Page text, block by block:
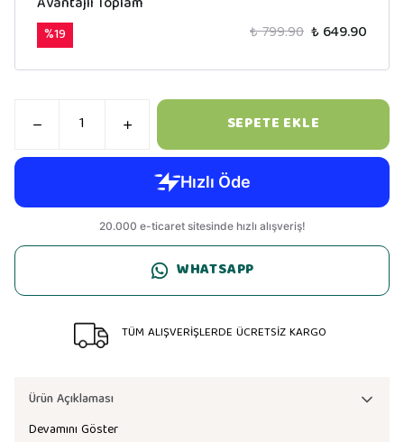
%19 ₺ 799.90 ₺ 649.90
SEPETE EKLE
WHATSAPP
TÜM ALIŞVERİŞLERDE ÜCRETSİZ KARGO
Ürün Açıklaması
Devamını Göster